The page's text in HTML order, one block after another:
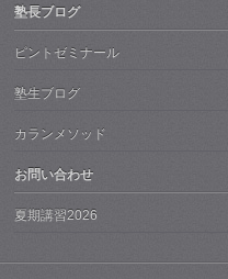
塾長ブログ
ピントゼミナール
塾生ブログ
カランメソッド
お問い合わせ
夏期講習2026